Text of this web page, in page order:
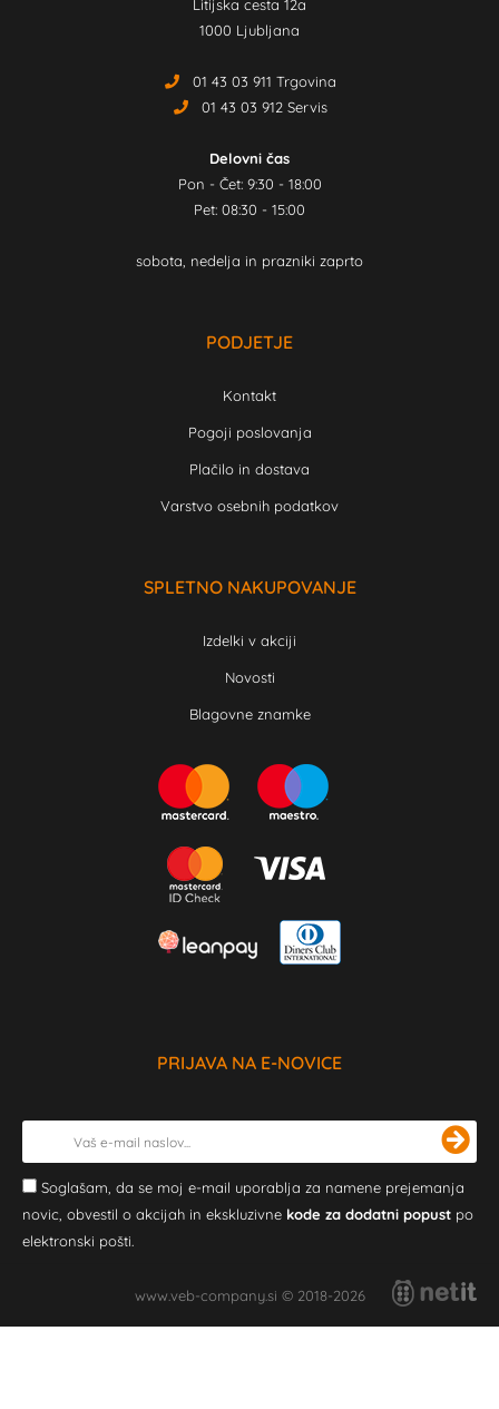
Litijska cesta 12a
1000 Ljubljana
01 43 03 911 Trgovina
01 43 03 912 Servis
Delovni čas
Pon - Čet: 9:30 - 18:00
Pet: 08:30 - 15:00
sobota, nedelja in prazniki zaprto
PODJETJE
Kontakt
Pogoji poslovanja
Plačilo in dostava
Varstvo osebnih podatkov
SPLETNO NAKUPOVANJE
Izdelki v akciji
Novosti
Blagovne znamke
PRIJAVA NA E-NOVICE
Soglašam, da se moj e-mail uporablja za namene prejemanja
novic, obvestil o akcijah in ekskluzivne kode za dodatni popust po
elektronski pošti.
www.veb-company.si © 2018-2026